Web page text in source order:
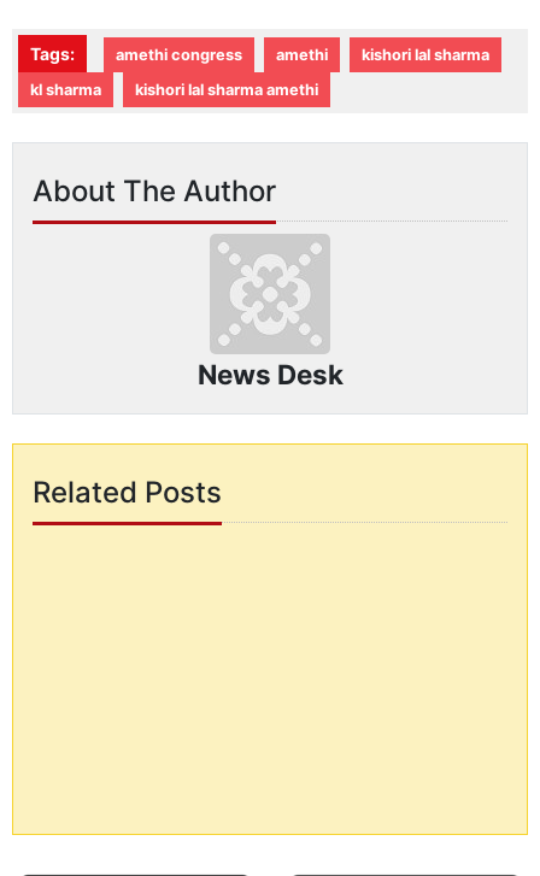
Tags: amethi congress amethi
kishori lal sharma
kl sharma
kishori lal sharma amethi
About The Author
News Desk
Related Posts